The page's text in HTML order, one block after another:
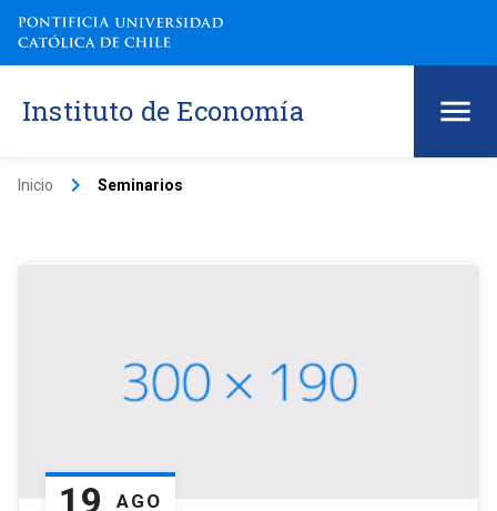
Instituto de Economía
Inicio keyboard_arrow_right Seminarios
19 AGO